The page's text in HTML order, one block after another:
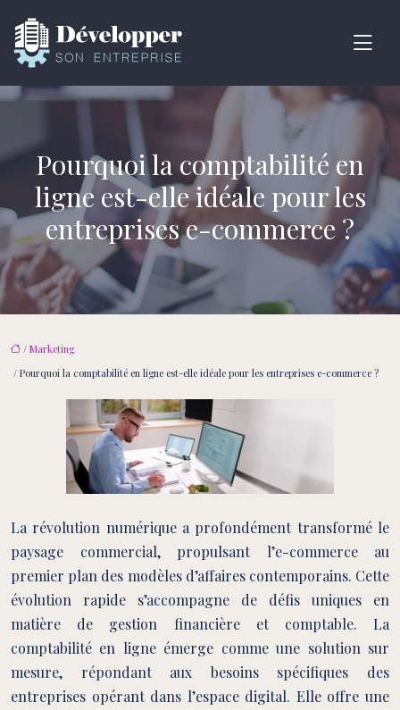
Pourquoi la comptabilité en
ligne est-elle idéale pour les
entreprises e-commerce ?
/ Marketing
/ Pourquoi la comptabilité en ligne est-elle idéale pour les entreprises e-commerce ?
La révolution numérique a profondément transformé le
paysage commercial, propulsant l’e-commerce au
premier plan des modèles d’affaires contemporains. Cette
évolution rapide s’accompagne de défis uniques en
matière de gestion financière et comptable. La
comptabilité en ligne émerge comme une solution sur
mesure, répondant aux besoins spécifiques des
entreprises opérant dans l’espace digital. Elle offre une